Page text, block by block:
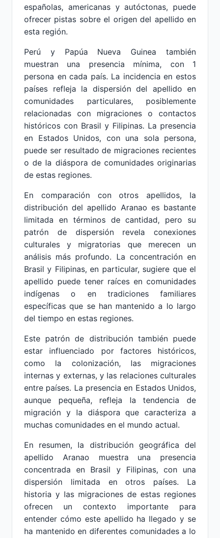
españolas, americanas y autóctonas, puede
ofrecer pistas sobre el origen del apellido en
esta región.
Perú y Papúa Nueva Guinea también
muestran una presencia mínima, con 1
persona en cada país. La incidencia en estos
países refleja la dispersión del apellido en
comunidades particulares, posiblemente
relacionadas con migraciones o contactos
históricos con Brasil y Filipinas. La presencia
en Estados Unidos, con una sola persona,
puede ser resultado de migraciones recientes
o de la diáspora de comunidades originarias
de estas regiones.
En comparación con otros apellidos, la
distribución del apellido Aranao es bastante
limitada en términos de cantidad, pero su
patrón de dispersión revela conexiones
culturales y migratorias que merecen un
análisis más profundo. La concentración en
Brasil y Filipinas, en particular, sugiere que el
apellido puede tener raíces en comunidades
indígenas o en tradiciones familiares
específicas que se han mantenido a lo largo
del tiempo en estas regiones.
Este patrón de distribución también puede
estar influenciado por factores históricos,
como la colonización, las migraciones
internas y externas, y las relaciones culturales
entre países. La presencia en Estados Unidos,
aunque pequeña, refleja la tendencia de
migración y la diáspora que caracteriza a
muchas comunidades en el mundo actual.
En resumen, la distribución geográfica del
apellido Aranao muestra una presencia
concentrada en Brasil y Filipinas, con una
dispersión limitada en otros países. La
historia y las migraciones de estas regiones
ofrecen un contexto importante para
entender cómo este apellido ha llegado y se
ha mantenido en diferentes comunidades a lo